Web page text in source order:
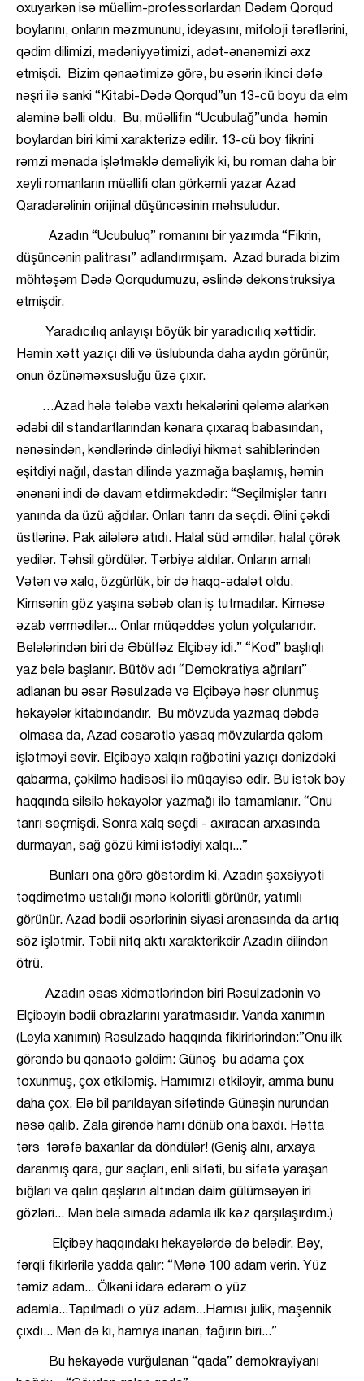
oxuyarkən isə müəllim-professorlardan Dədəm Qorqud
boylarını, onların məzmununu, ideyasını, mifoloji tərəflərini,
qədim dilimizi, mədəniyyətimizi, adət-ənənəmizi əxz
etmişdi. Bizim qənaətimizə görə, bu əsərin ikinci dəfə
nəşri ilə sanki “Kitabi-Dədə Qorqud”un 13-cü boyu da elm
aləminə bəlli oldu. Bu, müəllifin “Ucubulağ”unda həmin
boylardan biri kimi xarakterizə edilir. 13-cü boy fikrini
rəmzi mənada işlətməklə deməliyik ki, bu roman daha bir
xeyli romanların müəllifi olan görkəmli yazar Azad
Qaradərəlinin orijinal düşüncəsinin məhsuludur.
Azadın “Ucubuluq” romanını bir yazımda “Fikrin,
düşüncənin palitrası” adlandırmışam. Azad burada bizim
möhtəşəm Dədə Qorqudumuzu, əslində dekonstruksiya
etmişdir.
Yaradıcılıq anlayışı böyük bir yaradıcılıq xəttidir.
Həmin xətt yazıçı dili və üslubunda daha aydın görünür,
onun özünəməxsusluğu üzə çıxır.
…Azad hələ tələbə vaxtı hekalərini qələmə alarkən
ədəbi dil standartlarından kənara çıxaraq babasından,
nənəsindən, kəndlərində dinlədiyi hikmət sahiblərindən
eşitdiyi nağıl, dastan dilində yazmağa başlamış, həmin
ənənəni indi də davam etdirməkdədir: “Seçilmişlər tanrı
yanında da üzü ağdılar. Onları tanrı da seçdi. Əlini çəkdi
üstlərinə. Pak ailələrə atıdı. Halal süd əmdilər, halal çörək
yedilər. Təhsil gördülər. Tərbiyə aldılar. Onların amalı
Vətən və xalq, özgürlük, bir də haqq-ədalət oldu.
Kimsənin göz yaşına səbəb olan iş tutmadılar. Kiməsə
əzab vermədilər... Onlar müqəddəs yolun yolçularıdır.
Belələrindən biri də Əbülfəz Elçibəy idi.” “Kod” başlıqlı
yaz belə başlanır. Bütöv adı “Demokratiya ağrıları”
adlanan bu əsər Rəsulzadə və Elçibəyə həsr olunmuş
hekayələr kitabındandır. Bu mövzuda yazmaq dəbdə
olmasa da, Azad cəsarətlə yasaq mövzularda qələm
işlətməyi sevir. Elçibəyə xalqın rəğbətini yazıçı dənizdəki
qabarma, çəkilmə hadisəsi ilə müqayisə edir. Bu istək bəy
haqqında silsilə hekayələr yazmağı ilə tamamlanır. “Onu
tanrı seçmişdi. Sonra xalq seçdi - axıracan arxasında
durmayan, sağ gözü kimi istədiyi xalqı...”
Bunları ona görə göstərdim ki, Azadın şəxsiyyəti
təqdimetmə ustalığı mənə koloritli görünür, yatımlı
görünür. Azad bədii əsərlərinin siyasi arenasında da artıq
söz işlətmir. Təbii nitq aktı xarakterikdir Azadın dilindən
ötrü.
Azadın əsas xidmətlərindən biri Rəsulzadənin və
Elçibəyin bədii obrazlarını yaratmasıdır. Vanda xanımın
(Leyla xanımın) Rəsulzadə haqqında fikirirlərindən:”Onu ilk
görəndə bu qənaətə gəldim: Günəş bu adama çox
toxunmuş, çox etkiləmiş. Hamımızı etkiləyir, amma bunu
daha çox. Elə bil parıldayan sifətində Günəşin nurundan
nəsə qalıb. Zala girəndə hamı dönüb ona baxdı. Hətta
tərs tərəfə baxanlar da döndülər! (Geniş alnı, arxaya
daranmış qara, gur saçları, enli sifəti, bu sifətə yaraşan
bığları və qalın qaşların altından daim gülümsəyən iri
gözləri... Mən belə simada adamla ilk kəz qarşılaşırdım.)
Elçibəy haqqındakı hekayələrdə də belədir. Bəy,
fərqli fikirlərilə yadda qalır: “Mənə 100 adam verin. Yüz
təmiz adam... Ölkəni idarə edərəm o yüz
adamla...Tapılmadı o yüz adam...Hamısı julik, maşennik
çıxdı... Mən də ki, hamıya inanan, fağırın biri...”
Bu hekayədə vurğulanan “qada” demokrayiyanı